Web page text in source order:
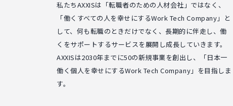
私たちAXXISは「転職者のための人材会社」ではなく、
「働くすべての人を幸せにするWork Tech Company」と
して、何も転職のときだけでなく、長期的に伴走し、働
くをサポートするサービスを展開し成長していきます。
AXXISは2030年までに50の新規事業を創出し、「日本一
働く個人を幸せにするWork Tech Company」を目指しま
す。